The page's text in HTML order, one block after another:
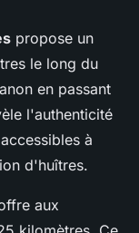
propose un
le long du
en passant
l'authenticité
à
d'huîtres.
aux